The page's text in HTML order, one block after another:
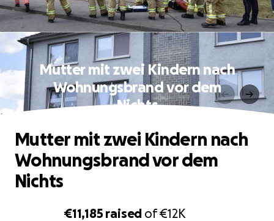
Mutter mit zwei Kindern nach
Wohnungsbrand vor dem
Nichts
€11,185 raised of€12K
Mutter mit zwei Kindern nach
Wohnungsbrand vor dem
Nichts